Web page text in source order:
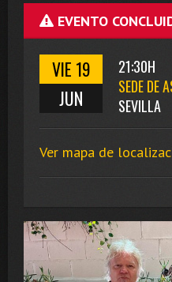
EVENTO
VIE 19
JUN
21:30H
SEDE DE
SEVILLA
Ver mapa de